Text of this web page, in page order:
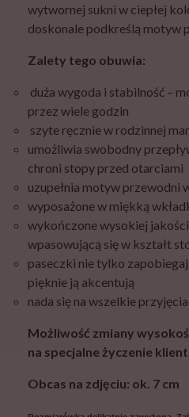
wytwornej sukni w ciepłej
doskonale podkreślą motyw
Zalety tego obuwia:
duża wygoda i stabilność –
przez wiele godzin
szyte ręcznie w rodzinnej
umożliwia swobodny
chroni stopy przed otarciami
uzupełnia motyw przewodni
wyposażone w miękką
wykończone wysokiej
wpasowującą się w kształt
paseczki nie tylko
pięknie ją akcentują
nada się na wszelkie
Możliwość zmiany
na specjalne życzenie
Obcas na zdjęciu: ok. 7 cm